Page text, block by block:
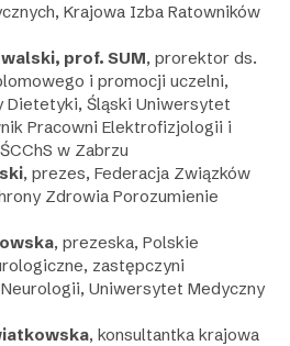
Krajowa Izba Ratowników
prof. SUM, prorektor ds.
i promocji uczelni,
Dietetyki, Śląski Uniwersytet
Pracowni Elektrofizjologii i
w Zabrzu
, prezes, Federacja Związków
Zdrowia Porozumienie
, prezeska, Polskie
zastępczyni
Uniwersytet Medyczny
, konsultantka krajowa